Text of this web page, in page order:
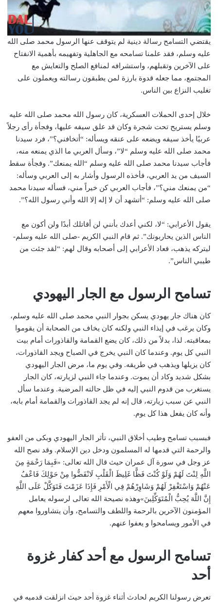
يقتضي التسامح رسالة دينية لم يتوقف عنها الرسول محمد صلى الله
عليه وسلم، فقد علمنا تسامحه مع الجاهلية وتفهيمه بأهمية الانفتاح
على الآخرين وتقبلهم، واستشرافه لمنافع الصلح والتعايش مع
المجتمع، مما جعله قدوة بارزة لمن يطبقون رسالته ويعملون على
تغليب النزاع بين الناس.
خلال إحدى الحملات العسكرية، كان رسول الله محمد صلى الله عليه
وسلم يستريح تحت شجرة وكان قد علق سيفه عليها، وفجأة رأى رجلاً
عربيًا يأخذ سيفه ويضعه على عنقه ويسأله: “أتخافني؟”، فرد سيدنا
محمد صلى الله عليه وسلم “لا”، وسأل العربي ما الذي يمنعه منه،
فأجاب سيدنا محمد صلى الله عليه وسلم “الله يمنعك”. وفجأة سقط
السيف من يد العربي، فأخذه الرسول وأشار به إلى العربي وسأله:
“من يمنعك مني؟”، فأجاب العربي كن خيراً مني، فسأله سيدنا محمد
صلى الله عليه وسلم: “أتشهد أن لا إله إلا الله وأني رسول الله؟”.
يقول الأعرابي: “لا، لكني أعدك بأنني لن أقاتلك أبدًا ولن أكون مع
الناس الذين يحاربونك”. ثم قام النبي الكريم -صلى الله عليه وسلم-
ليتركه يذهب، فعاد الأعرابي إلى أصحابه وقال لهم: “لقد جئت من
طيبي الناس”.
تسامح الرسول مع الجار اليهودي
كان هناك جار يهودي يسكن بجوار النبي محمد صلى الله عليه وسلم،
وكان يرغب في إيذاء النبي ولكنه كان يخاف من الصحابة أن يقوموا
بمعاقبته. لذا، بدلاً من ذلك، كان يضع القمامة والقاذورات أمام بيت
النبي كل يوم. وعندما كان النبي يخرج في الصباح ويجد القاذورات،
كان يزيلها ويذهب في طريقه. وفي يوم ما، مرض الجار اليهودي
بشكل شديد وكاد أن يموت. وعندما جاء النبي لزيارته، كان الجار
يستغرب من قدوم النبي إليه في ظل حالته المرضية. وعندما سأل
النبي عن سبب زيارته، قال إنه لم يجد القاذورات والقمامة أمام بابه،
وأنه كان يفعل هذا كل يوم.
فبسبب تسامح وطيب أخلاق النبي، تأثر الجار اليهودي وبكى من العفو
والرحمة التي قدمها له المسلمون ودخل دين الإسلام. وقد نصح الله
عز وجل في سورة آل عمران حيث قال الله تعالى: «فَبِمَا رَحْمَةٍ مِنَ
اللَّهِ لِنْتَ لَهُمْ وَلَوْ كُنْتَ فَظًّا غَلِيظَ الْقَلْبِ لَانْفَضُّوا مِنْ حَوْلِكَ فَاعْفُ
عَنْهُمْ وَاسْتَغْفِرْ لَهُمْ وَشَاوِرْهُمْ فِي الْأَمْرِ فَإِذَا عَزَمْتَ فَتَوَكَّلْ عَلَى اللَّهِ
إِنَّ اللَّهَ يُحِبُّ الْمُتَوَكِّلِينَ»وهذه نصيحة الله تعالى لرسوله يعامل
المؤمنون الآخرين بالرحمة واللطف والتسامح، وأن يتشاوروا معهم
في الأمور ويسامحوا و يعفوا عنهم.
تسامح الرسول مع أحد كفار غزوة
أحد
تعرض رسولنا الكريم لحادث أثناء غزوة أحد حيث انزلقت قدميه في